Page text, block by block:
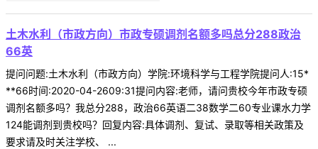
土木水利（市政方向）市政专硕调剂名额多吗总分288政治
66英
提问问题:土木水利（市政方向）学院:环境科学与工程学院提问人:15*
**66时间:2020-04-2609:31提问内容:老师，请问贵校今年市政专硕
调剂名额多吗？我总分288，政治66英语二38数学二60专业课水力学
124能调剂到贵校吗？回复内容:具体调剂、复试、录取等相关政策及
要求请及时关注学校、 ...